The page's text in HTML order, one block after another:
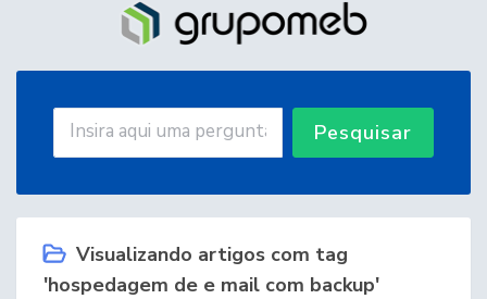
Pesquisar
Visualizando artigos com tag
'hospedagem de e mail com backup'